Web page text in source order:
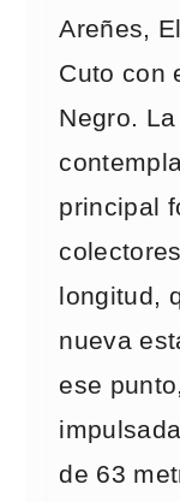
Areñes,
Cuto con
Negro.
principal
longitud,
nueva
ese
de 63